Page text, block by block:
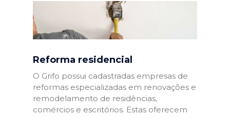
Reforma residencial
O Grifo possui cadastradas empresas de
reformas especializadas em renovações e
remodelamento de residências,
comércios e escritórios. Estas oferecem